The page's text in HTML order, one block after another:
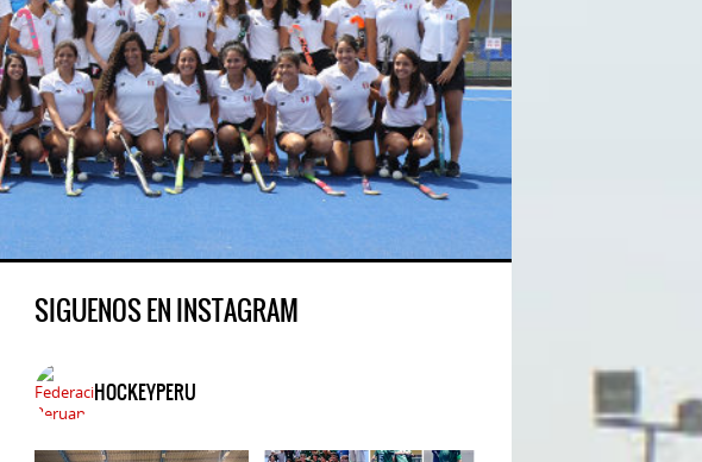
SIGUENOS EN INSTAGRAM
HOCKEYPERU